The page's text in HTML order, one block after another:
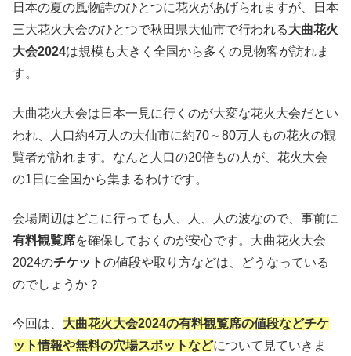
日本の夏の風物詩のひとつに花火があげられますが、日本
三大花火大会のひとつで秋田県大仙市で行われる大曲花火
大会2024は規模も大きく全国から多くの見物客が訪れま
す。
大曲花火大会は日本一見に行くのが大変な花火大会だとい
われ、人口約4万人の大仙市に約70～80万人もの花火の観
覧者が訪れます。なんと人口の20倍もの人が、花火大会
の1日に全国から集まるわけです。
会場周辺はどこに行っても人、人、人の波なので、事前に
有料観覧席を確保しておくのが安心です。大曲花火大会
2024のチケットの値段や取り方などは、どうなっている
のでしょうか？
今回は、 大曲花火大会2024の有料観覧席の値段などチケ
ット情報や無料の穴場スポットなどについて見ていきま